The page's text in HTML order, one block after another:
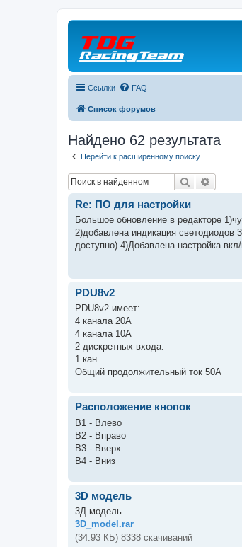
Ссылки FAQ
Список форумов
Найдено 62 результата
Перейти к расширенному поиску
Поиск
Re: ПО для настройки
Большое обновление в редакторе
2)добавлена индикация светодиодов
доступно) 4)Добавлена настройка
PDU8v2
PDU8v2 имеет:
4 канала 20А
4 канала 10А
2 дискретных входа.
1 кан.
Общий продолжительный ток 50А
Расположение кнопок
B1 - Влево
B2 - Вправо
B3 - Вверх
B4 - Вниз
3D модель
3Д модель
3D_model.rar
(34.93 КБ) 8338 скачиваний